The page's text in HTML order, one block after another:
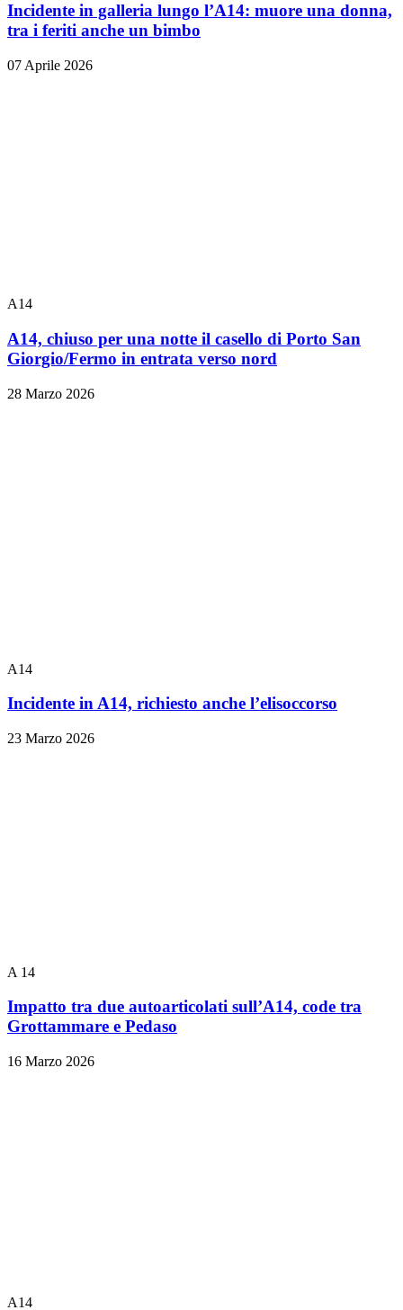
Incidente in galleria lungo l’A14: muore una donna,
tra i feriti anche un bimbo
07 Aprile 2026
A14
A14, chiuso per una notte il casello di Porto San
Giorgio/Fermo in entrata verso nord
28 Marzo 2026
A14
Incidente in A14, richiesto anche l’elisoccorso
23 Marzo 2026
A 14
Impatto tra due autoarticolati sull’A14, code tra
Grottammare e Pedaso
16 Marzo 2026
A14